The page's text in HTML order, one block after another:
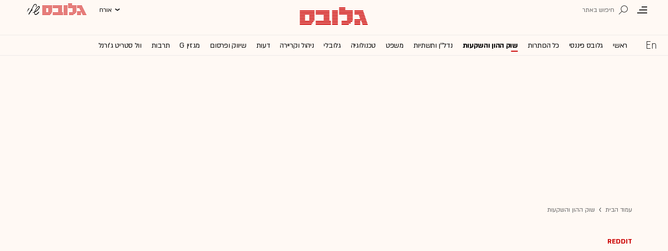
אורח
ראשי גלובס פיננסי כל הכותרות שוק ההון והשקעות נדל''ן ותשתיות משפט טכנולוגיה גלובלי ניהול וקריירה דעות שיווק ופרסום מגזין G תרבות וול סטריט ג'ורנל
עמוד הבית שוק ההון והשקעות
Reddit